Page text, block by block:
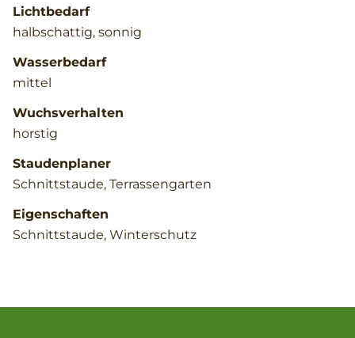
Lichtbedarf
halbschattig, sonnig
Wasserbedarf
mittel
Wuchsverhalten
horstig
Staudenplaner
Schnittstaude, Terrassengarten
Eigenschaften
Schnittstaude, Winterschutz